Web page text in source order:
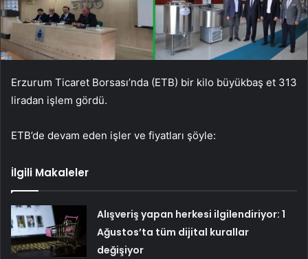
Erzurum Ticaret Borsası’nda (ETB) bir kilo büyükbaş et 313
liradan işlem gördü.
ETB’de devam eden işler ve fiyatları şöyle:
İlgili Makaleler
Alışveriş yapan herkesi ilgilendiriyor: 1
Ağustos’ta tüm dijital kurallar
değişiyor